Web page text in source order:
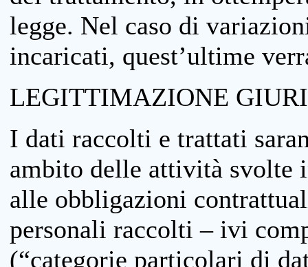
legge. Nel caso di
incaricati, quest’ultime
LEGITTIMAZIONE
I dati raccolti e trattati
ambito delle attività svolte
alle obbligazioni
personali raccolti – ivi
(“categorie particolari di